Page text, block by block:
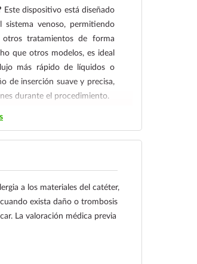
Este dispositivo está diseñado
venoso, permitiendo
otros tratamientos de forma
que otros modelos, es ideal
más rápido de líquidos o
de inserción suave y precisa,
durante el procedimiento.
a los materiales del catéter,
exista daño o trombosis
La valoración médica previa